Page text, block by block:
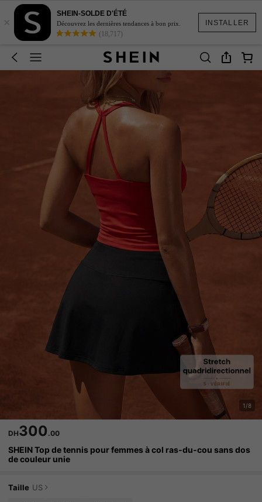
INSTALLER
×
SHEIN-SOLDE D'ÉTÉ
Découvrez les dernières tendances à bon prix.
(18,717)
1/8
DH300.00
SHEIN Top de tennis pour femmes à col ras-du-cou sans dos
de couleur unie
Taille US